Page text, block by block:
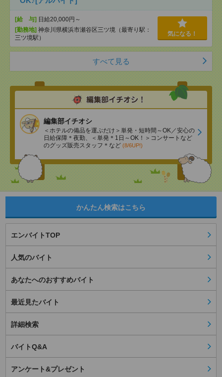
[給 与] 日給20,000円～
[勤務地] 神奈川県横浜市瀬谷区三ツ境（最寄り駅：
三ツ境駅）
気になる！
すべて見る
編集部イチオシ
＜ホテルの備品を運ぶだけ＞単発・短時間～OK／安心の
日給保障＊夜勤、＜単発＊1日～OK！＞コンサートなど
のグッズ販売スタッフ＊など (8/6UP!)
かんたん検索はこちら
エンバイトTOP
人気のバイト
あなたへのおすすめバイト
最近見たバイト
詳細検索
バイトQ&A
アンケート&プレゼント